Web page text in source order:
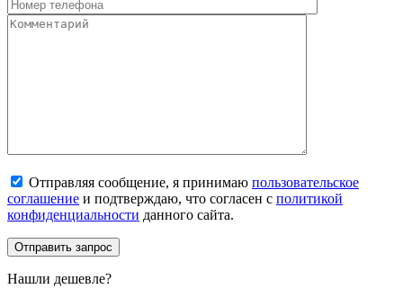
Отправляя сообщение, я принимаю пользовательское
соглашение и подтверждаю, что согласен с политикой
конфиденциальности данного сайта.
Нашли дешевле?